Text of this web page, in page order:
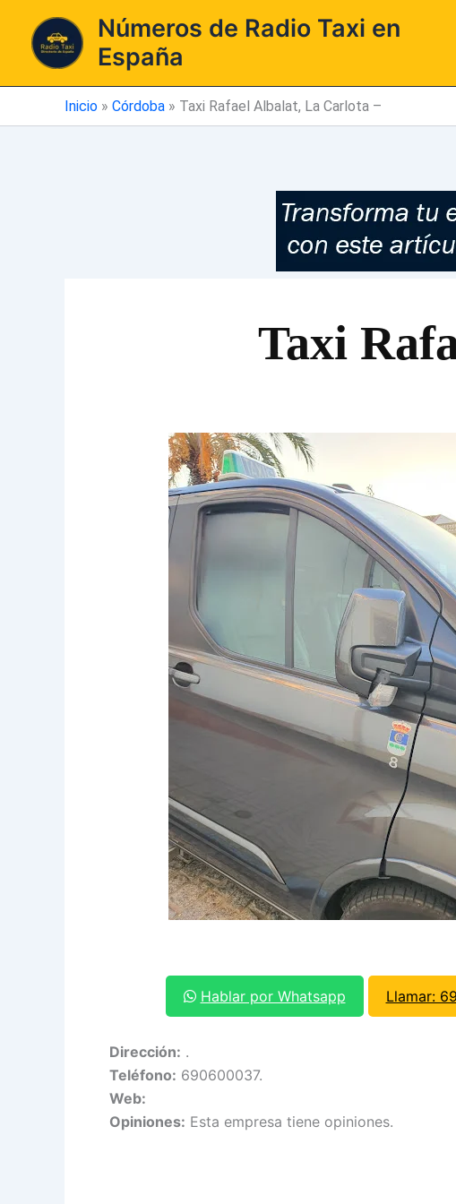
contenido
Números de Radio Taxi en
España
Inicio » Córdoba » Taxi Rafael Albalat, La Carlota –
Taxi
Hablar por Whatsapp Llamar:
Dirección: .
Teléfono: 690600037.
Web:
Opiniones: Esta empresa tiene opiniones.